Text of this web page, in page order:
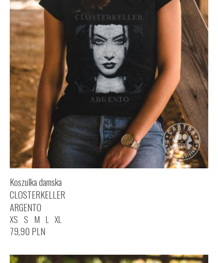
Koszulka damska
CLOSTERKELLER
ARGENTO
XS S M L XL
79,90 PLN